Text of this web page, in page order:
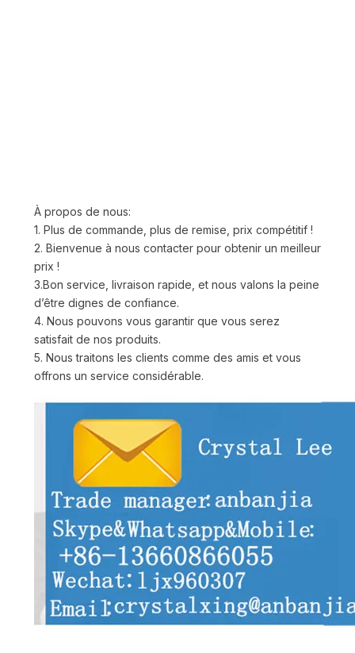
À propos de nous:
1. Plus de commande, plus de remise, prix compétitif !
2. Bienvenue à nous contacter pour obtenir un meilleur
prix !
3.Bon service, livraison rapide, et nous valons la peine
d’être dignes de confiance.
4. Nous pouvons vous garantir que vous serez
satisfait de nos produits.
5. Nous traitons les clients comme des amis et vous
offrons un service considérable.